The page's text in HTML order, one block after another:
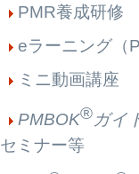
PMR養成研修
eラーニング（
ミニ動画講座
PMBOK®ガイ
セミナー等